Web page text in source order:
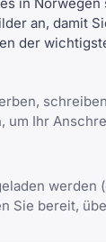
an, damit
der
um Ihr
werden
Sie bereit,